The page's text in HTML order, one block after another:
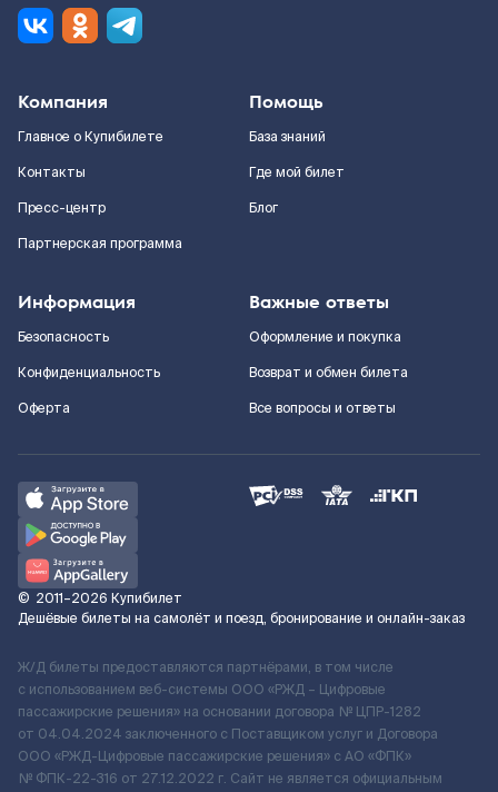
Компания
Главное о Купибилете
Контакты
Пресс-центр
Партнерская программа
Помощь
База знаний
Где мой билет
Блог
Информация
Безопасность
Конфиденциальность
Оферта
Важные ответы
Оформление и покупка
Возврат и обмен билета
Все вопросы и ответы
© 2011–2026 Купибилет
Дешёвые билеты на самолёт и поезд, бронирование и онлайн-заказ
Ж/Д билеты предоставляются партнёрами, в том числе
с использованием веб-системы ООО «РЖД – Цифровые
пассажирские решения» на основании договора № ЦПР-1282
от 04.04.2024 заключенного с Поставщиком услуг и Договора
ООО «РЖД-Цифровые пассажирские решения» c АО «ФПК»
№ ФПК-22-316 от 27.12.2022 г. Сайт не является официальным